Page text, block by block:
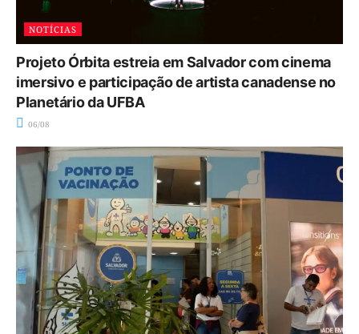
NOTÍCIAS
Projeto Órbita estreia em Salvador com cinema
imersivo e participação de artista canadense no
Planetário da UFBA
06/08